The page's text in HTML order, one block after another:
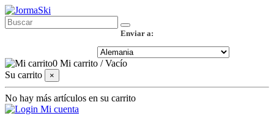
Enviar a:
0 Mi carrito /Vacío
Su carrito
×
No hay más artículos en su carrito
Mi cuenta